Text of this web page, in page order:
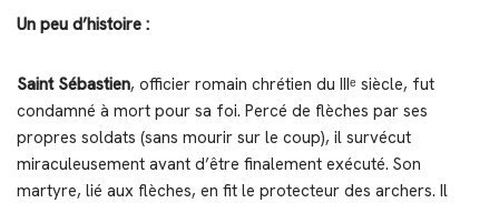
Un peu d’histoire :
Saint Sébastien, officier romain chrétien du IIIᵉ siècle, fut
condamné à mort pour sa foi. Percé de flèches par ses
propres soldats (sans mourir sur le coup), il survécut
miraculeusement avant d’être finalement exécuté. Son
martyre, lié aux flèches, en fit le protecteur des archers. Il